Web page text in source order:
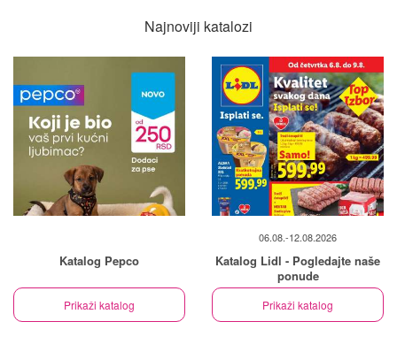
Najnoviji katalozi
Katalog Pepco
Prikaži katalog
06.08.-12.08.2026
Katalog Lidl - Pogledajte naše
ponude
Prikaži katalog